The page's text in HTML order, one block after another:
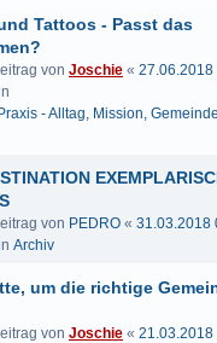
Tattoos - Passt das
von Joschie « 27.06.2018
- Alltag, Mission,
von PEDRO « 31.03.2018
Archiv
um die richtige
von Joschie « 21.03.2018